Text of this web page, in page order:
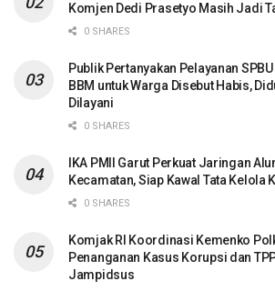
Komjen Dedi Prasetyo Masih Jadi
0 SHARES
Publik Pertanyakan Pelayanan
BBM untuk Warga Disebut Habis,
Dilayani
0 SHARES
IKA PMII Garut Perkuat Jaringan
Kecamatan, Siap Kawal Tata Kelola
0 SHARES
Komjak RI Koordinasi Kemenko
Penanganan Kasus Korupsi dan
Jampidsus